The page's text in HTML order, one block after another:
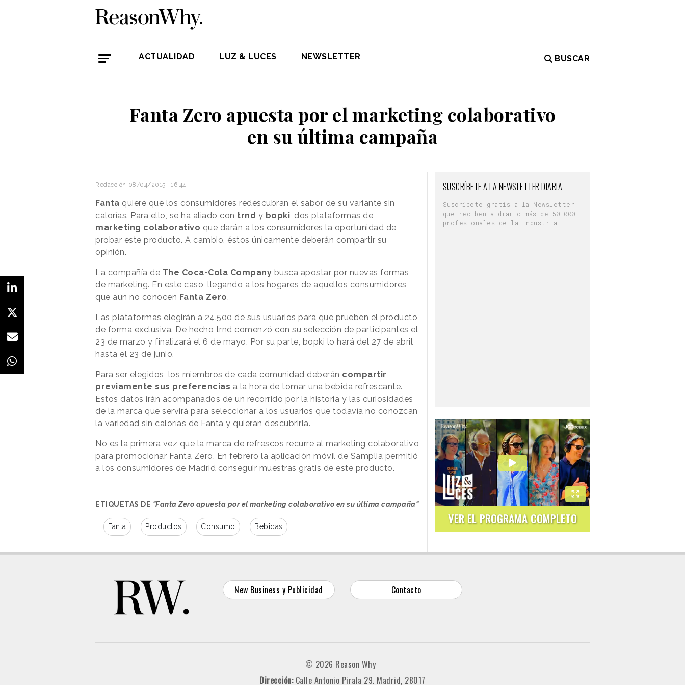
ACTUALIDAD LUZ & LUCES NEWSLETTER BUSCAR
Fanta Zero apuesta por el marketing colaborativo
en su última campaña
Redacción 08/04/2015 · 16:44
Fanta quiere que los consumidores redescubran el sabor de su variante sin
calorías. Para ello, se ha aliado con trnd y bopki , dos plataformas de
marketing colaborativo que darán a los consumidores la oportunidad de
probar este producto. A cambio, éstos únicamente deberán compartir su
opinión.
La compañía de The Coca-Cola Company busca apostar por nuevas formas
de marketing. En este caso, llegando a los hogares de aquellos consumidores
que aún no conocen Fanta Zero.
Las plataformas elegirán a 24.500 de sus usuarios para que prueben el producto
de forma exclusiva. De hecho trnd comenzó con su selección de participantes el
23 de marzo y finalizará el 6 de mayo. Por su parte, bopki lo hará del 27 de abril
hasta el 23 de junio.
Para ser elegidos, los miembros de cada comunidad deberán compartir
previamente sus preferencias a la hora de tomar una bebida refrescante.
Estos datos irán acompañados de un recorrido por la historia y las curiosidades
de la marca que servirá para seleccionar a los usuarios que todavía no conozcan
la variedad sin calorías de Fanta y quieran descubrirla.
No es la primera vez que la marca de refrescos recurre al marketing colaborativo
para promocionar Fanta Zero. En febrero la aplicación móvil de Samplia permitió
a los consumidores de Madrid conseguir muestras gratis de este producto.
ETIQUETAS DE "Fanta Zero apuesta por el marketing colaborativo en su última campaña"
Fanta Productos Consumo Bebidas
SUSCRÍBETE A LA NEWSLETTER DIARIA
Suscríbete gratis a la Newsletter
que reciben a diario más de 50.000
profesionales de la industria.
VER EL PROGRAMA COMPLETO
New Business y Publicidad Contacto
© 2026 Reason Why
Dirección: Calle Antonio Pirala 29. Madrid, 28017